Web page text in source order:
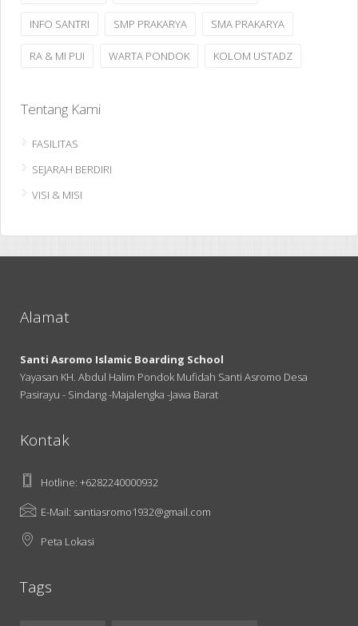
INFO SANTRI SMP PRAKARYA SMA PRAKARYA
RA & MI PUI WARTA PONDOK KOLOM USTADZ
Tentang Kami
FASILITAS
SEJARAH BERDIRI
VISI & MISI
Alamat
Santi Asromo Islamic Boarding School
Yayasan KH. Abdul Halim Pondok Mufidah Santi Asromo Desa
Pasirayu - Sindang -Majalengka -Jawa Barat
Kontak
Hotline: +6282240000932
E-Mail: santiasromo1932@gmail.com
Peta Lokasi
Tags